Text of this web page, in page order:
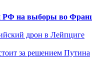
РФ на выборы во
дрон в Лейпциге
за решением Путина